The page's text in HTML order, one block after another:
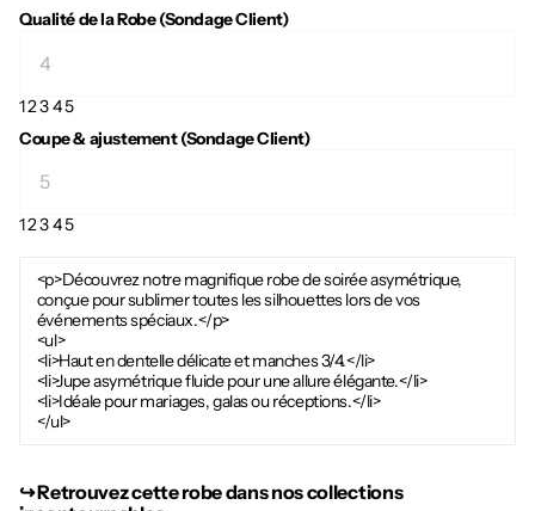
Qualité de la Robe (Sondage Client)
12345
Coupe & ajustement (Sondage Client)
12345
<p>Découvrez notre magnifique robe de soirée asymétrique,
conçue pour sublimer toutes les silhouettes lors de vos
événements spéciaux.</p>
<ul>
<li>Haut en dentelle délicate et manches 3/4.</li>
<li>Jupe asymétrique fluide pour une allure élégante.</li>
<li>Idéale pour mariages, galas ou réceptions.</li>
</ul>
↪︎ Retrouvez cette robe dans nos collections